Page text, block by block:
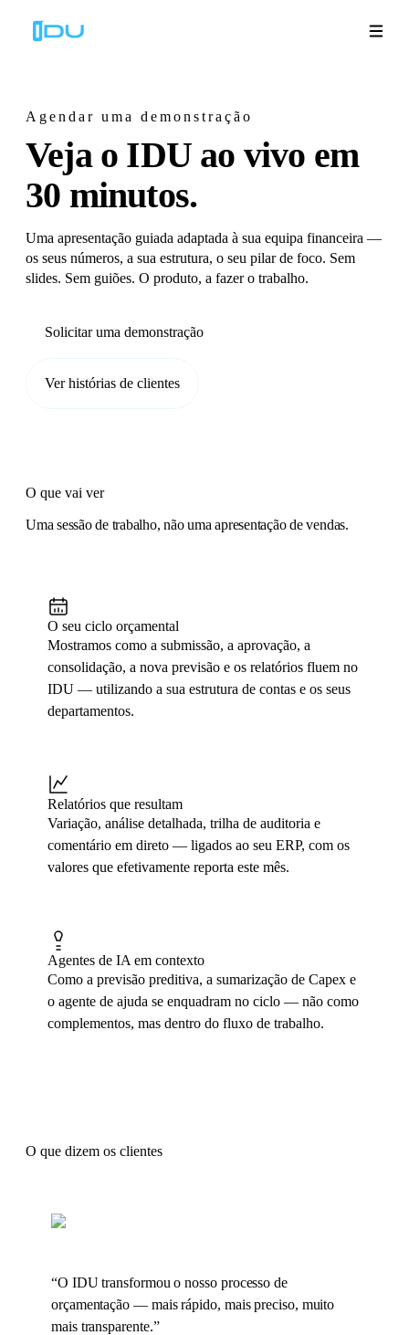
Soluções
Plataforma
Sucesso global
Empresa
Agendar uma demonstração
Veja o IDU ao vivo em
30 minutos.
Uma apresentação guiada adaptada à sua equipa financeira —
os seus números, a sua estrutura, o seu pilar de foco. Sem
slides. Sem guiões. O produto, a fazer o trabalho.
Solicitar uma demonstração
Ver histórias de clientes
O que vai ver
Uma sessão de trabalho, não uma apresentação de vendas.
O seu ciclo orçamental
Mostramos como a submissão, a aprovação, a
consolidação, a nova previsão e os relatórios fluem no
IDU — utilizando a sua estrutura de contas e os seus
departamentos.
Relatórios que resultam
Variação, análise detalhada, trilha de auditoria e
comentário em direto — ligados ao seu ERP, com os
valores que efetivamente reporta este mês.
Agentes de IA em contexto
Como a previsão preditiva, a sumarização de Capex e
o agente de ajuda se enquadram no ciclo — não como
complementos, mas dentro do fluxo de trabalho.
O que dizem os clientes
“O IDU transformou o nosso processo de
orçamentação — mais rápido, mais preciso, muito
mais transparente.”